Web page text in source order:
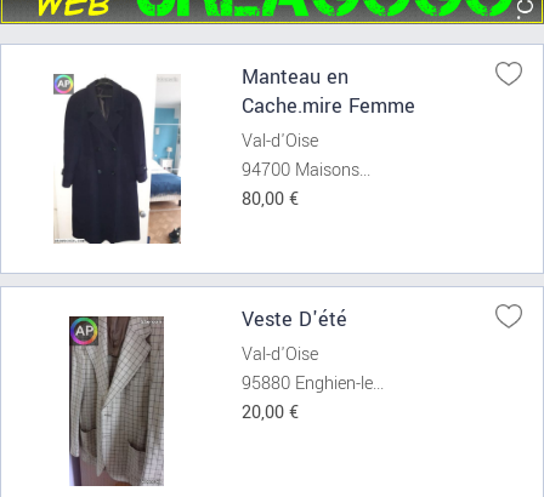
Manteau en
Cache.mire Femme
Val-d'Oise
94700 Maisons...
80,00 €
Veste D'été
Val-d'Oise
95880 Enghien-le...
20,00 €